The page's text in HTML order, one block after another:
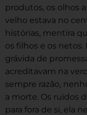
produtos, os olhos a
velho estava no
histórias, mentira
os filhos e os netos.
grávida de
acreditavam na
sempre razão,
a morte. Os ruídos
para fora de si, ela